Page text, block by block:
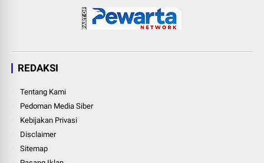
REDAKSI
Tentang Kami
Pedoman Media Siber
Kebijakan Privasi
Disclaimer
Sitemap